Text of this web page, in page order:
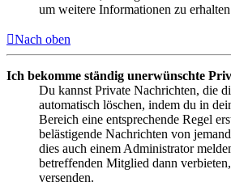
um weitere Informationen zu
Nach oben
Ich bekomme ständig unerwünschte
Du kannst Private Nachrichten, die
automatisch löschen, indem du in
Bereich eine entsprechende Regel
belästigende Nachrichten von
dies auch einem Administrator
betreffenden Mitglied dann
versenden.